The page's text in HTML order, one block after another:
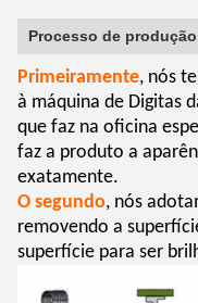
Processo de produção
Primeiramente, nós
à máquina de Digitas
que faz na oficina
faz a produto a
exatamente.
O segundo, nós
removendo a
superfície para ser